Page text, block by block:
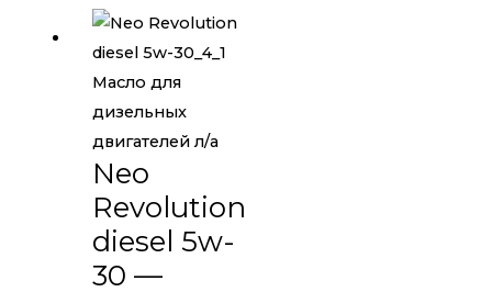
Масло для
дизельных
двигателей л/а
Neo
Revolution
diesel 5w-
30 —